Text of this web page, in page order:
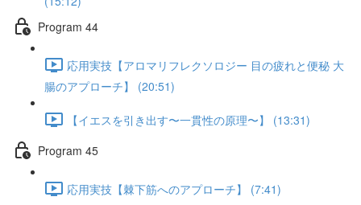
Program 44
応用実技【アロマリフレクソロジー 目の疲れと便秘 大
腸のアプローチ】 (20:51)
【イエスを引き出す〜一貫性の原理〜】 (13:31)
Program 45
応用実技【棘下筋へのアプローチ】 (7:41)